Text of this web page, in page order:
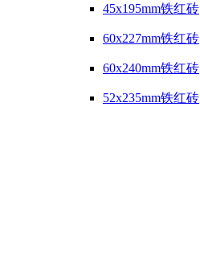
45x195mm铁红砖
60x227mm铁红砖
60x240mm铁红砖
52x235mm铁红砖